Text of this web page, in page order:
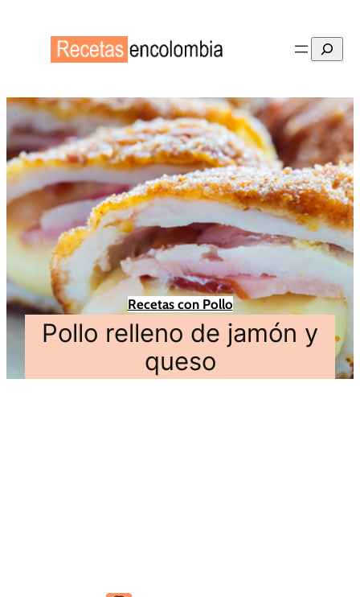
Buscar
Recetas con Pollo
Pollo relleno de jamón y
queso